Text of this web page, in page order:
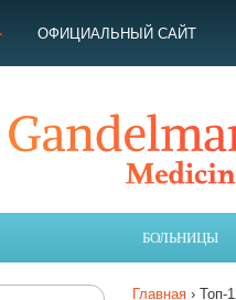
ОФИЦИАЛЬНЫЙ САЙТ
БОЛЬНИЦЫ
Главная › Топ-